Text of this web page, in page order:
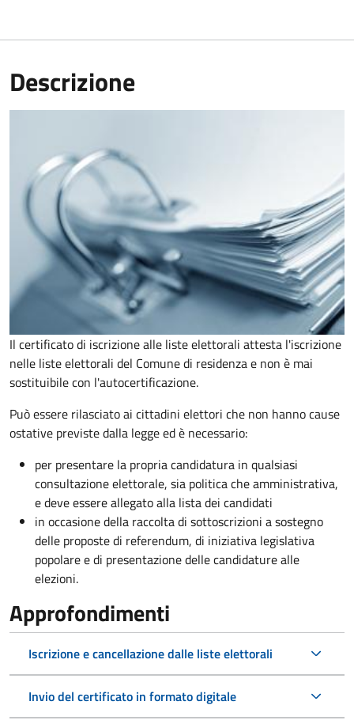
Descrizione
Il certificato di iscrizione alle liste elettorali attesta l'iscrizione
nelle liste elettorali del Comune di residenza e non è mai
sostituibile con l'autocertificazione.
Può essere rilasciato ai cittadini elettori che non hanno cause
ostative previste dalla legge ed è necessario:
per presentare la propria candidatura in qualsiasi
consultazione elettorale, sia politica che amministrativa,
e deve essere allegato alla lista dei candidati
in occasione della raccolta di sottoscrizioni a sostegno
delle proposte di referendum, di iniziativa legislativa
popolare e di presentazione delle candidature alle
elezioni.
Approfondimenti
Iscrizione e cancellazione dalle liste elettorali
Invio del certificato in formato digitale